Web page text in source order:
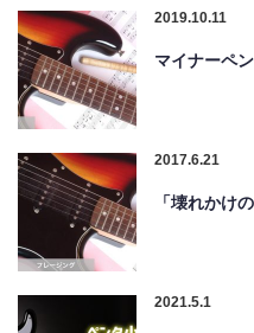
2019.10.11
マイナーペ
2017.6.21
「壊れかけ
2021.5.1